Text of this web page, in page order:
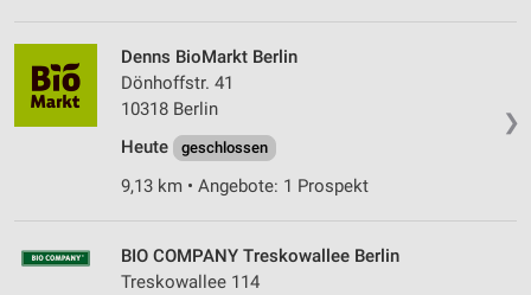
❯
Denns BioMarkt Berlin
Dönhoffstr. 41
10318 Berlin
Heute
geschlossen
9,13 km • Angebote: 1 Prospekt
BIO COMPANY Treskowallee Berlin
Treskowallee 114